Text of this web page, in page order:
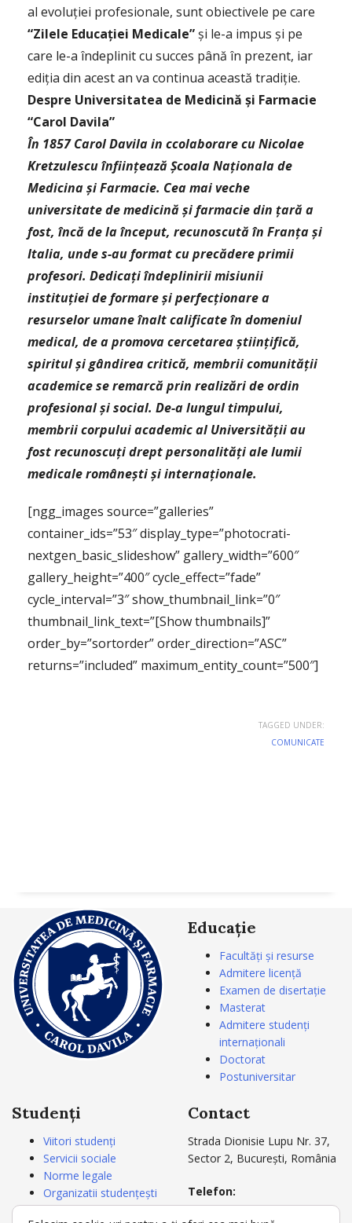
al evoluției profesionale, sunt obiectivele pe care
“Zilele Educației Medicale”și le-a impus și pe
care le-a îndeplinit cu succes până în prezent, iar
ediția din acest an va continua această tradiţie.
Despre Universitatea de Medicină şi Farmacie
“Carol Davila”
În 1857 Carol Davila in ccolaborare cu Nicolae
Kretzulescu înființează Şcoala Naţionala de
Medicina şi Farmacie. Cea mai veche
universitate de medicină și farmacie din țară a
fost, încă de la început, recunoscută în Franța și
Italia, unde s-au format cu precădere primii
profesori. Dedicați îndeplinirii misiunii
instituției de formare și perfecționare a
resurselor umane înalt calificate în domeniul
medical, de a promova cercetarea științifică,
spiritul și gândirea critică, membrii comunității
academice se remarcă prin realizări de ordin
profesional și social. De-a lungul timpului,
membrii corpului academic al Universității au
fost recunoscuți drept personalități ale lumii
medicale românești și internaționale.
[ngg_images source=”galleries”
container_ids=”53″ display_type=”photocrati-
nextgen_basic_slideshow” gallery_width=”600″
gallery_height=”400″ cycle_effect=”fade”
cycle_interval=”3″ show_thumbnail_link=”0″
thumbnail_link_text=”[Show thumbnails]”
order_by=”sortorder” order_direction=”ASC”
returns=”included” maximum_entity_count=”500″]
TAGGED UNDER:
COMUNICATE
Educație
Facultăți și resurse
Admitere licență
Examen de disertație
Masterat
Admitere studenți
internaționali
Doctorat
Postuniversitar
Studenți
Viitori studenți
Servicii sociale
Norme legale
Organizatii studențești
Carnetul studentului
Contact
Strada Dionisie Lupu Nr. 37,
Sector 2, București, România
Telefon:
+4021 3180721